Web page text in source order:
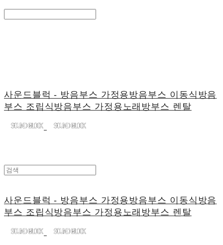
사운드블럭 - 방음부스 가정용방음부스 이동식방음
부스 조립식방음부스 가정용노래방부스 렌탈
사운드블럭 - 방음부스 가정용방음부스 이동식방음
부스 조립식방음부스 가정용노래방부스 렌탈